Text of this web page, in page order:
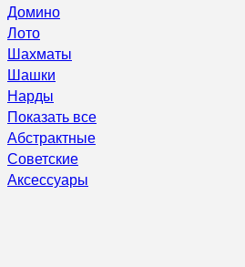
Домино
Лото
Шахматы
Шашки
Нарды
Показать все
Абстрактные
Советские
Аксессуары